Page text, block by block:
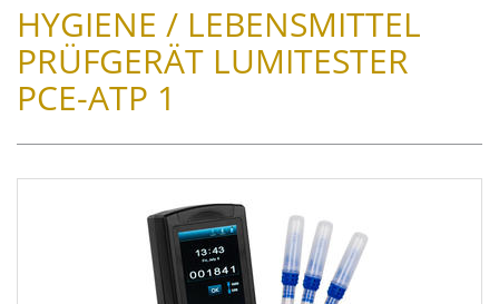
HYGIENE / LEBENSMITTEL
PRÜFGERÄT LUMITESTER
PCE-ATP 1